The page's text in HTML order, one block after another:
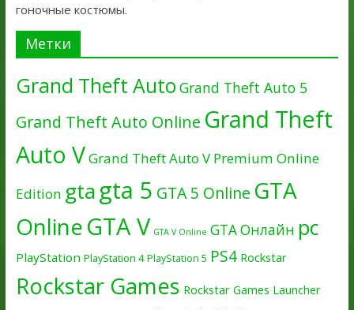
гоночные костюмы.
Метки
Grand Theft Auto Grand Theft Auto 5
Grand Theft Auto Online Grand Theft
Auto VGrand Theft Auto V Premium Online
Edition gtagta 5 GTA 5 Online GTA
OnlineGTA V GTA V Online GTA Онлайн pc
PlayStation PlayStation 4 PlayStation 5 PS4 Rockstar
Rockstar Games Rockstar Games Launcher